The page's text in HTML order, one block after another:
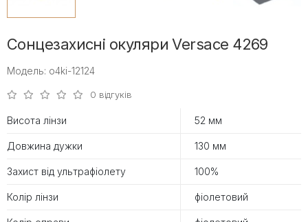
Сонцезахисні окуляри Versace 4269
Модель: o4ki-12124
0 відгуків
Висота лінзи 52 мм
Довжина дужки 130 мм
Захист від ультрафіолету 100%
Колір лінзи фіолетовий